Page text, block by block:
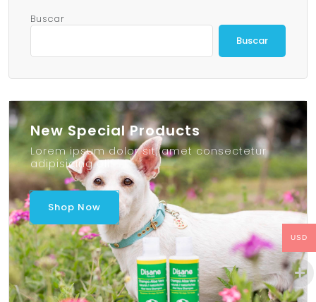
Buscar
Buscar
New Special Products
Lorem ipsum dolor sit, amet consectetur
adipisicing elit
Shop Now
USD